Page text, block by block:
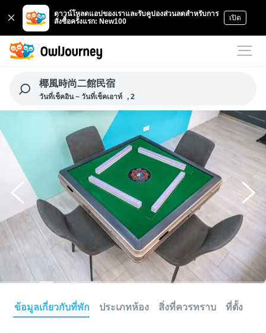
ดาวน์โหลดแอปของเราและรับคูปองส่วนลดสำหรับการ
สั่งซื้อครั้งแรก: New100
เปิด
椰風時尚二館民宿
วันที่เช็คอิน ~ วันที่เช็คเอาท์ , 2
ข้อมูลเกี่ยวกับที่พัก ประเภทห้อง สิ่งที่ควรทราบ ที่ตั้ง